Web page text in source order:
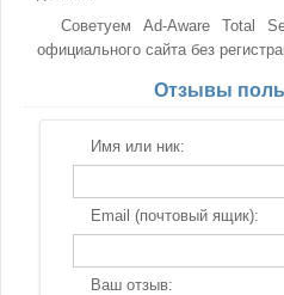
Советуем Ad-Aware Total
официального сайта без
Отзывы
Имя или ник:
Email (почтовый ящик):
Ваш отзыв: